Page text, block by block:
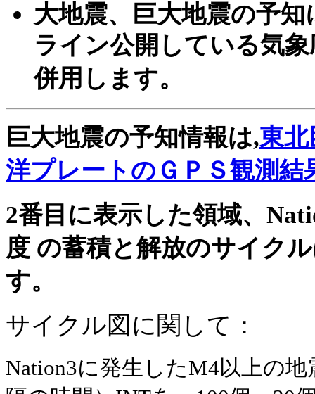
大地震、巨大地震の予
ライン公開している気
併用します。
巨大地震の予知情報は,東
洋プレートのＧＰＳ観測結
2番目に表示した領域、
度 の蓄積と解放のサイク
す。
サイクル図に関して：
Nation3に発生したM4以上の